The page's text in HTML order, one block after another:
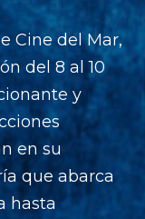
Cine del Mar,
del 8 al 10
y
en su
que abarca
hasta